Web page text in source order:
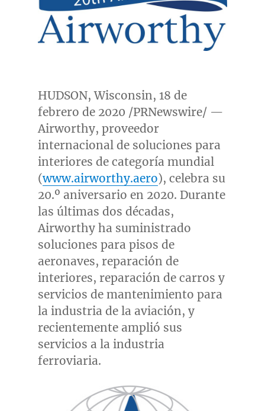
HUDSON, Wisconsin, 18 de
febrero de 2020 /PRNewswire/ —
Airworthy, proveedor
internacional de soluciones para
interiores de categoría mundial
(www.airworthy.aero), celebra su
20.º aniversario en 2020. Durante
las últimas dos décadas,
Airworthy ha suministrado
soluciones para pisos de
aeronaves, reparación de
interiores, reparación de carros y
servicios de mantenimiento para
la industria de la aviación, y
recientemente amplió sus
servicios a la industria
ferroviaria.